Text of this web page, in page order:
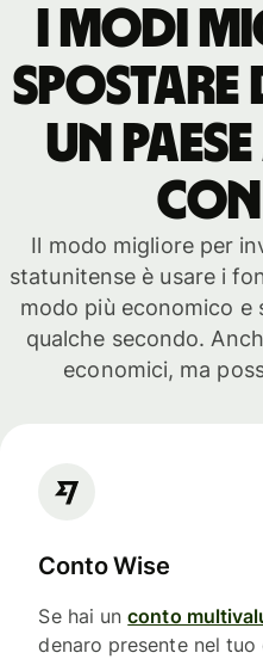
I modi
spostare
un
con
Il modo migliore per
statunitense è usare i
modo più economico e
qualche secondo.
economici, ma
Conto Wise
Se hai unconto
denaro presente nel